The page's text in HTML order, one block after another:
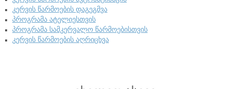
კერვის წარმოების დაგეგმვა
პროგრამა ატელიესთვის
პროგრამა სამკერვალო წარმოებისთვის
კერვის წარმოების აღრიცხვა